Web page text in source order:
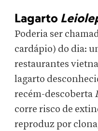
Lagarto
Poderia ser
cardápio) do dia:
restaurantes
lagarto
recém-descoberta
corre risco de
reproduz por